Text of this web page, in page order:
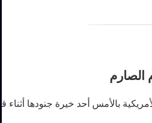
الصارم
بالأمس أحد خيرة جنودها أثناء